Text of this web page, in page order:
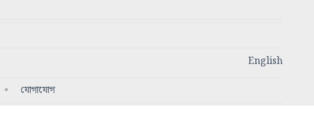
English
যোগাযোগ